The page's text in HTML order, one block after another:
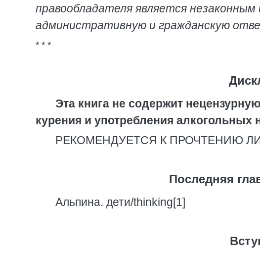
правообладателя является незаконным
административную и гражданскую
* * *
Эта книга не содержит
курения и употребления алкогольных
РЕКОМЕНДУЕТСЯ К ПРОЧТЕНИЮ
Последняя
Альпина. дети/thinking[1]